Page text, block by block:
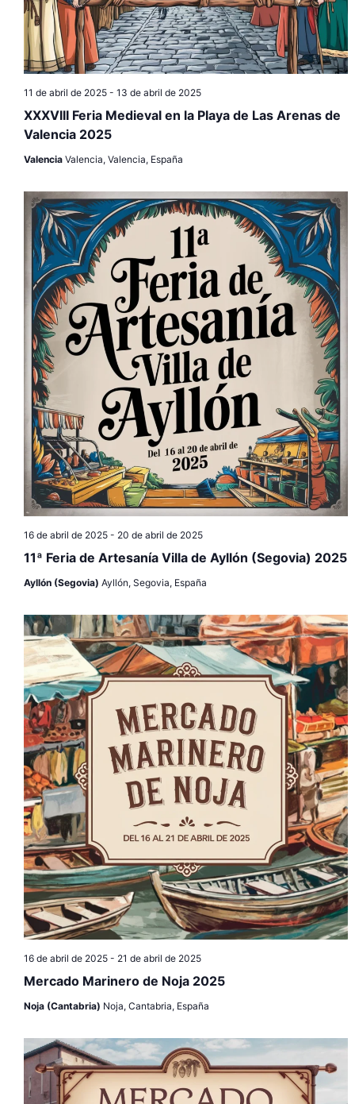
XXXVIII Feria Medieval en la Playa de Las Arenas de
Valencia 2025
11 de abril de 2025- 13 de abril de 2025
Valencia Valencia, Valencia, España
11ª Feria de Artesanía Villa de Ayllón (Segovia) 2025
16 de abril de 2025- 20 de abril de 2025
Ayllón (Segovia) Ayllón, Segovia, España
Mercado Marinero de Noja 2025
16 de abril de 2025- 21 de abril de 2025
Noja (Cantabria) Noja, Cantabria, España